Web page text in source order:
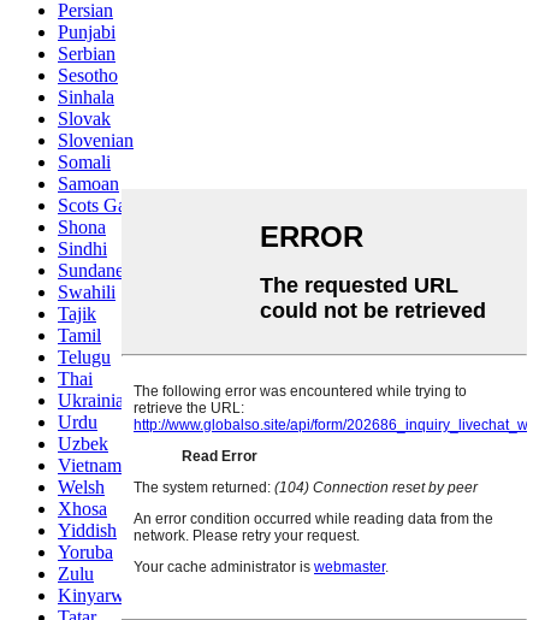
Persian
Punjabi
Serbian
Sesotho
Sinhala
Slovak
Slovenian
Somali
Samoan
Scots Gaelic
Shona
Sindhi
Sundanese
Swahili
Tajik
Tamil
Telugu
Thai
Ukrainian
Urdu
Uzbek
Vietnamese
Welsh
Xhosa
Yiddish
Yoruba
Zulu
Kinyarwanda